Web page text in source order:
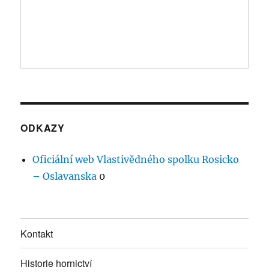
ODKAZY
Oficiální web Vlastivědného spolku Rosicko
– Oslavanska 0
Kontakt
Historie hornictví